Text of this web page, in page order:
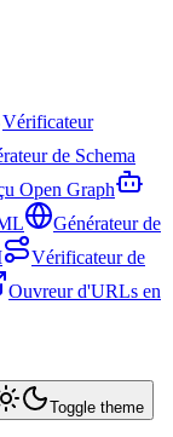
Vérificateur
de Schema
Open Graph
Générateur de
Vérificateur de
Ouvreur d'URLs en
Toggle theme